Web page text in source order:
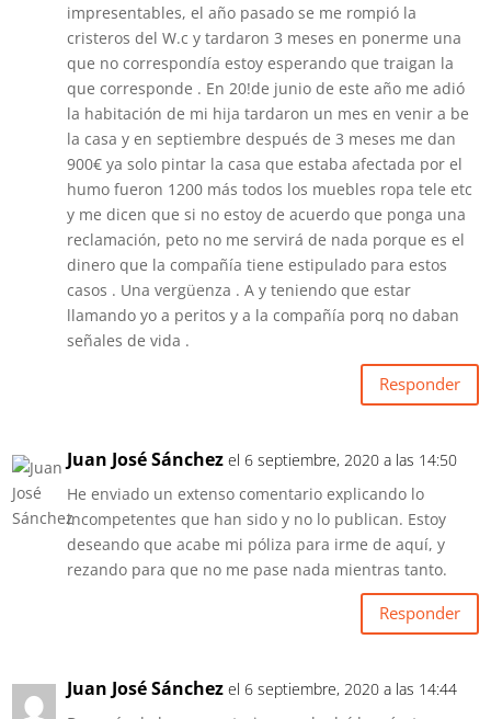
impresentables, el año pasado se me rompió la
cristeros del W.c y tardaron 3 meses en ponerme una
que no correspondía estoy esperando que traigan la
que corresponde . En 20!de junio de este año me adió
la habitación de mi hija tardaron un mes en venir a be
la casa y en septiembre después de 3 meses me dan
900€ ya solo pintar la casa que estaba afectada por el
humo fueron 1200 más todos los muebles ropa tele etc
y me dicen que si no estoy de acuerdo que ponga una
reclamación, peto no me servirá de nada porque es el
dinero que la compañía tiene estipulado para estos
casos . Una vergüenza . A y teniendo que estar
llamando yo a peritos y a la compañía porq no daban
señales de vida .
Responder
Juan José Sánchez el 6 septiembre, 2020 a las 14:50
He enviado un extenso comentario explicando lo
incompetentes que han sido y no lo publican. Estoy
deseando que acabe mi póliza para irme de aquí, y
rezando para que no me pase nada mientras tanto.
Responder
Juan José Sánchez el 6 septiembre, 2020 a las 14:44